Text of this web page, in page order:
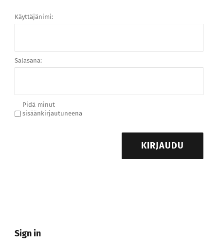
Käyttäjänimi:
Salasana:
Pidä minut
sisäänkirjautuneena
KIRJAUDU
Sign in